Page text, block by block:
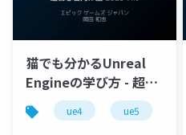
猫でも分かるUnreal
Engineの学び方 - 超初
心者向け編 - 2023 v1.0
ue4 ue5